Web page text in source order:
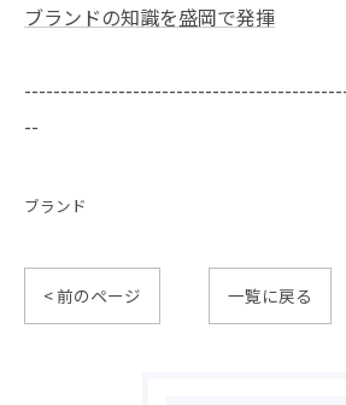
ブランドの知識を盛岡で発揮
--
ブランド
< 前のページ 一覧に戻る